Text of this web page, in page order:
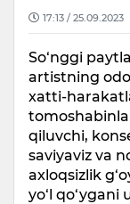
17:13 / 25.09.2023
So‘nggi
artistning
xatti-
qiluvchi,
saviyaviz va
axloqsizlik
yo‘l